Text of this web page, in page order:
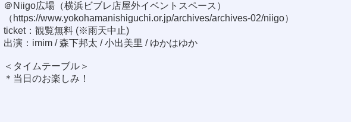
＠Niigo広場（横浜ビブレ店屋外イベントスペース）
（ https://www.yokohamanishiguchi.or.jp/archives/archives-02/niigo）
ticket：観覧無料 (※雨天中止)
出演：imim / 森下邦太 / 小出美里 / ゆかはゆか
＜タイムテーブル＞
＊当日のお楽しみ！